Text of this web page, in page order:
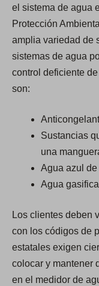
el sistema de agua
Protección
amplia variedad de
sistemas de agua
control deficiente
son:
Sustancias
una
Agua azul
Agua
Los clientes deben
con los códigos de
estatales exigen
colocar y mantener
en el medidor de